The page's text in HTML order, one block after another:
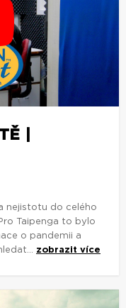
|
nejistotu do celého
Taipenga to bylo
o pandemii a
zobrazit více